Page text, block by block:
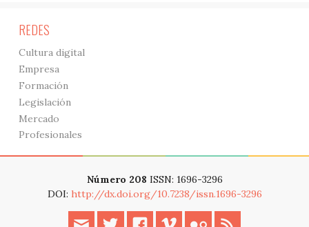
REDES
Cultura digital
Empresa
Formación
Legislación
Mercado
Profesionales
Número 208 ISSN: 1696-3296
DOI: http://dx.doi.org/10.7238/issn.1696-3296